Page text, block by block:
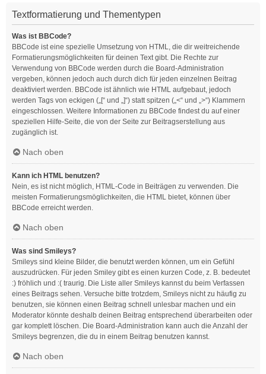
Textformatierung und Thementypen
Was ist BBCode?
BBCode ist eine spezielle Umsetzung von HTML, die dir weitreichende
Formatierungsmöglichkeiten für deinen Text gibt. Die Rechte zur
Verwendung von BBCode werden durch die Board-Administration
vergeben, können jedoch auch durch dich für jeden einzelnen Beitrag
deaktiviert werden. BBCode ist ähnlich wie HTML aufgebaut, jedoch
werden Tags von eckigen („[“ und „]“) statt spitzen („<“ und „>“) Klammern
eingeschlossen. Weitere Informationen zu BBCode findest du auf einer
speziellen Hilfe-Seite, die von der Seite zur Beitragserstellung aus
zugänglich ist.
Nach oben
Kann ich HTML benutzen?
Nein, es ist nicht möglich, HTML-Code in Beiträgen zu verwenden. Die
meisten Formatierungsmöglichkeiten, die HTML bietet, können über
BBCode erreicht werden.
Nach oben
Was sind Smileys?
Smileys sind kleine Bilder, die benutzt werden können, um ein Gefühl
auszudrücken. Für jeden Smiley gibt es einen kurzen Code, z. B. bedeutet
:) fröhlich und :( traurig. Die Liste aller Smileys kannst du beim Verfassen
eines Beitrags sehen. Versuche bitte trotzdem, Smileys nicht zu häufig zu
benutzen, sie können einen Beitrag schnell unlesbar machen und ein
Moderator könnte deshalb deinen Beitrag entsprechend überarbeiten oder
gar komplett löschen. Die Board-Administration kann auch die Anzahl der
Smileys begrenzen, die du in einem Beitrag benutzen kannst.
Nach oben